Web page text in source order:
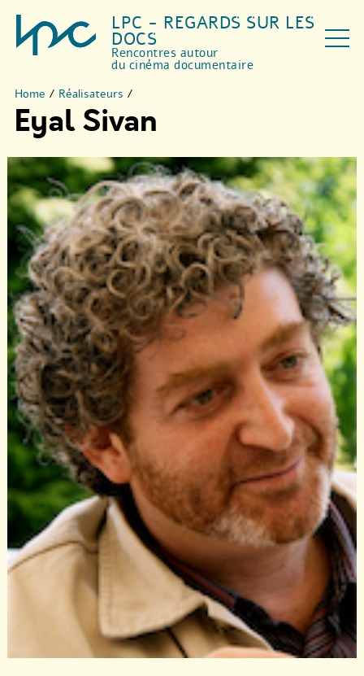
LPC - REGARDS SUR LES
DOCS
Rencontres autour
du cinéma documentaire
Home / Réalisateurs /
Eyal Sivan